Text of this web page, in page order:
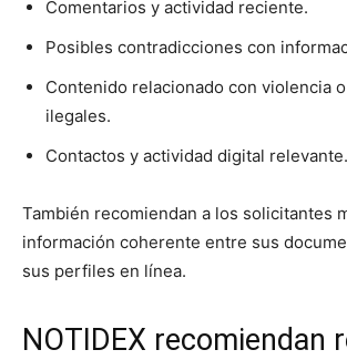
Comentarios y actividad reciente.
Posibles contradicciones con
Contenido relacionado con violencia
ilegales.
Contactos y actividad digital relevante.
También recomiendan a los solicitantes
información coherente entre sus
sus perfiles en línea.
NOTIDEX recomiendan